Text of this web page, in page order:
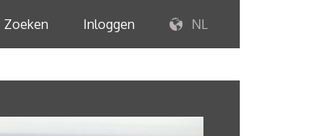
Zoeken Inloggen NL